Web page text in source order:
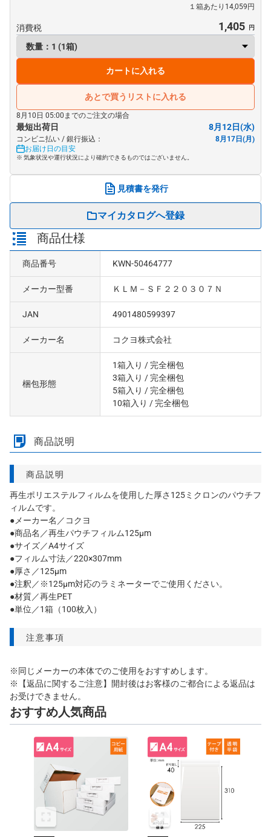
１箱あたり14,059円
消費税 1,405
カートに入れる
あとで買うリストに入れる
8月10日 05:00までのご注文の場合
最短出荷日 8月12日(水)
コンビニ払い / 銀行振込：
8月17日(月)
お届け日の目安
※ 気象状況や運行状況により確約できるものではございません。
見積書を発行
マイカタログへ登録
商品仕様
商品番号 KWN-50464777
メーカー型番 ＫＬＭ－ＳＦ２２０３０７Ｎ
JAN 4901480599397
メーカー名 コクヨ株式会社
梱包形態
1箱入り / 完全梱包
3箱入り / 完全梱包
5箱入り / 完全梱包
10箱入り / 完全梱包
商品説明
商品説明
再生ポリエステルフィルムを使用した厚さ125ミクロンのパウチフ
ィルムです。
●メーカー名／コクヨ
●商品名／再生パウチフィルム125μm
●サイズ／A4サイズ
●フィルム寸法／220×307mm
●厚さ／125μm
●注釈／※125μm対応のラミネーターでご使用ください。
●材質／再生PET
●単位／1箱（100枚入）
注意事項
※同じメーカーの本体でのご使用をおすすめします。
※【返品に関するご注意】開封後はお客様のご都合による返品は
お受けできません。
おすすめ人気商品